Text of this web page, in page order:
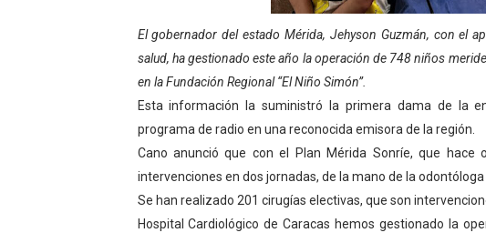
Inicia el plan vacacional Venezuela
Entregan planta eléctrica para
Expertos inspeccionan espacios del
Dictan MasterClass en el marco del
Campo Elías avanza con plan de
Encuentro estadal fortalece la
El gobernador del estado Mérida, Jehyson Guzmán, con el
salud, ha gestionado este año la operación de 748 niños
en la Fundación Regional “El Niño Simón”.
Esta información la suministró la primera dama de la
programa de radio en una reconocida emisora de la región.
Cano anunció que con el Plan Mérida Sonríe, que hace
intervenciones en dos jornadas, de la mano de la
Se han realizado 201 cirugías electivas, que son
Hospital Cardiológico de Caracas hemos gestionado la